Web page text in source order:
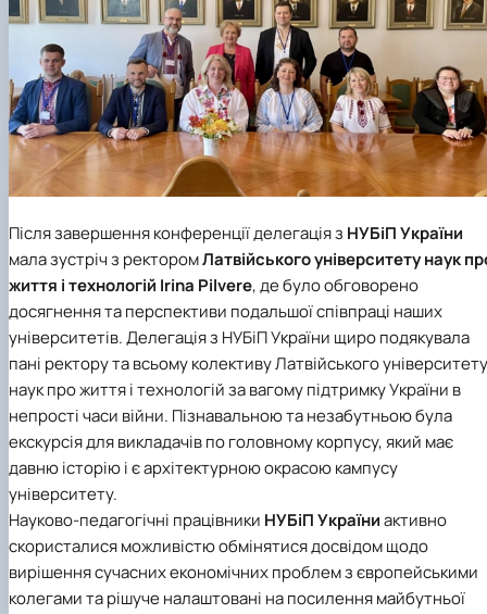
Після завершення конференції делегація з НУБіП України
мала зустріч з ректоромЛатвійського університету наук
життя і технологій Irina Pilvere, де було обговорено
досягнення та перспективи подальшої співпраці наших
університетів. Делегація з НУБіП України щиро подякувала
пані ректору та всьому колективу Латвійського університету
наук про життя і технологій за вагому підтримку України в
непрості часи війни. Пізнавальною та незабутньою була
екскурсія для викладачів по головному корпусу, який має
давню історію і є архітектурною окрасою кампусу
університету.
Науково-педагогічні працівники НУБіП Україниактивно
скористалися можливістю обмінятися досвідом щодо
вирішення сучасних економічних проблем з європейськими
колегами та рішуче налаштовані на посилення майбутньої